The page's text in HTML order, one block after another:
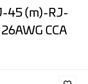
45 (m)-RJ-
CCA